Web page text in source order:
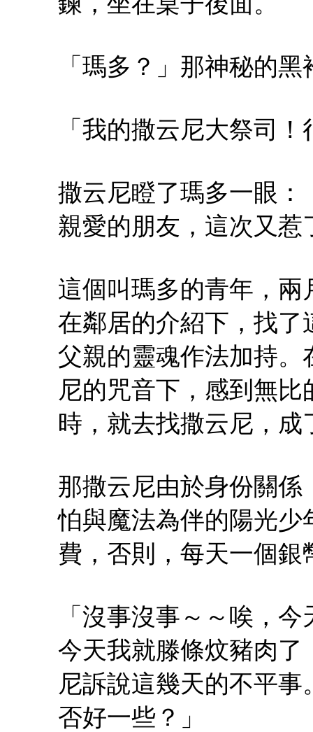
「瑪多？」那神秘的
「我的撒云尼大祭司
撒云尼瞪了瑪多一眼
親愛的朋友，這次又
這個叫瑪多的青年，
在鄰居的介紹下，找
父親的靈魂作法加持
尼的咒音下，感到無
時，就去找撒云尼，
那撒云尼由於身份關
怕與魔法為伴的陽光
費，否則，每天一個
「沒事沒事～～唉，
今天我就滕條炆豬肉
尼訴說這幾天的不平
否好一些？」